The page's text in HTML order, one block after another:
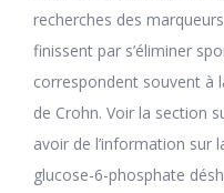
recherches des
finissent par s’éliminer
correspondent souvent à
de Crohn. Voir la section
avoir de l’information sur
glucose-6-phosphate